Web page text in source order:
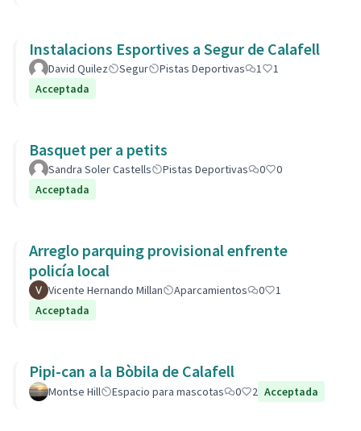
Instalacions Esportives a Segur de Calafell
David Quilez Segur Pistas Deportivas 1
1
Acceptada
Basquet per a petits
Sandra Soler Castells Pistas Deportivas 0
0
Acceptada
Arreglo parquing provisional enfrente
policía local
Vicente Hernando Millan Aparcamientos 0
1
Acceptada
Pipi-can a la Bòbila de Calafell
Montse Hill Espacio para mascotas 0 2 Acceptada